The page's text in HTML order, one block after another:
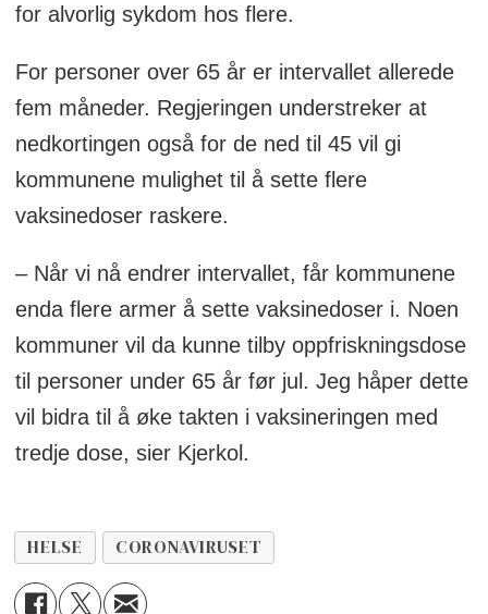
for alvorlig sykdom hos flere.
For personer over 65 år er intervallet allerede
fem måneder. Regjeringen understreker at
nedkortingen også for de ned til 45 vil gi
kommunene mulighet til å sette flere
vaksinedoser raskere.
– Når vi nå endrer intervallet, får kommunene
enda flere armer å sette vaksinedoser i. Noen
kommuner vil da kunne tilby oppfriskningsdose
til personer under 65 år før jul. Jeg håper dette
vil bidra til å øke takten i vaksineringen med
tredje dose, sier Kjerkol.
HELSE CORONAVIRUSET